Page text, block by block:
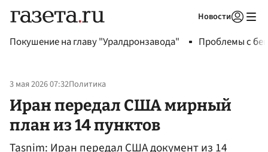
Новости
Покушение на главу "Уралдронзавода" Проблемы с
3 мая 2026 07:32Политика
Иран передал США мирный
план из 14 пунктов
Tasnim: Иран передал США документ из 14